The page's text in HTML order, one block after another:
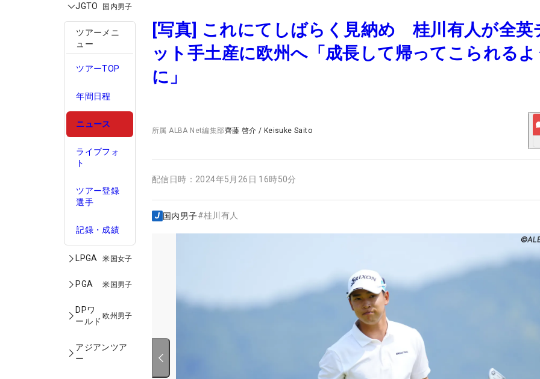
JGTO 国内男子
ツアーメニ
ュー
ツアーTOP
年間日程
ニュース
ライブフォ
ト
ツアー登録
選手
記録・成績
LPGA 米国女子
PGA 米国男子
DPワ
ールド
欧州男子
アジアンツア
ー
[写真] これにてしばらく見納め 桂川有人が全英
ット手土産に欧州へ「成長して帰ってこられる
に」
所属ALBA Net編集部齊藤 啓介 / Keisuke Saito
配信日時： 2024年5月26日 16時50分
国内男子#桂川有人